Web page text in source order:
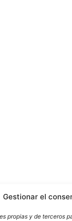
Gestionar el
propias y de terceros